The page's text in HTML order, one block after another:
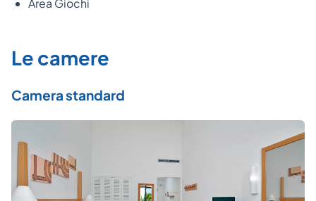
Area Giochi
Le camere
Camera standard